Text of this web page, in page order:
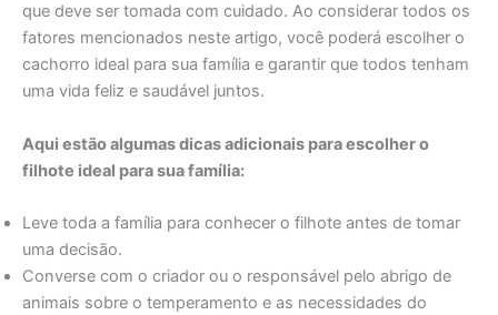
que deve ser tomada com cuidado. Ao considerar todos os
fatores mencionados neste artigo, você poderá escolher o
cachorro ideal para sua família e garantir que todos tenham
uma vida feliz e saudável juntos.
Aqui estão algumas dicas adicionais para escolher o
filhote ideal para sua família:
Leve toda a família para conhecer o filhote antes de tomar
uma decisão.
Converse com o criador ou o responsável pelo abrigo de
animais sobre o temperamento e as necessidades do